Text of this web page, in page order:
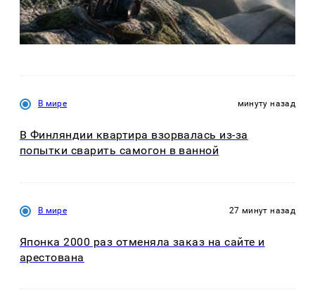
В мире минуту назад
В Финляндии квартира взорвалась из-за
попытки сварить самогон в ванной
В мире 27 минут назад
Японка 2000 раз отменяла заказ на сайте и
арестована